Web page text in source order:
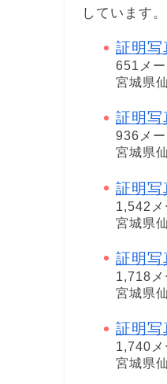
しています。
証明写
651メ
宮城県
証明
936メ
宮城県
証明
1,542メ
宮城県
証明
1,718メ
宮城県
証明
1,740メ
宮城県